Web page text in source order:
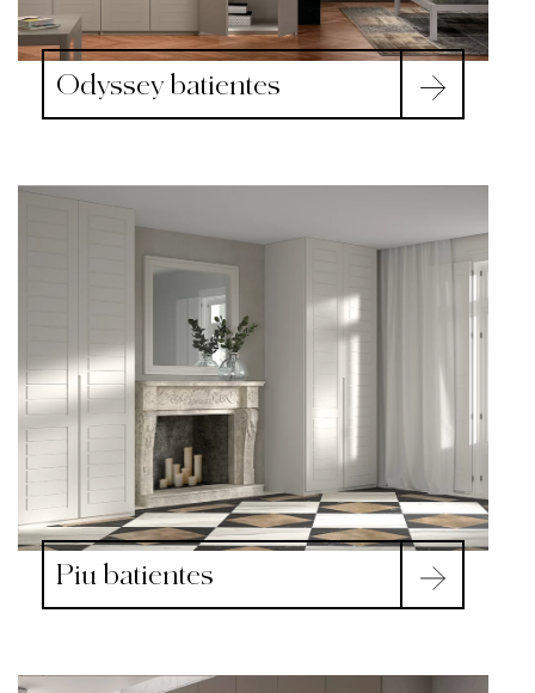
Odyssey batientes
Piu batientes